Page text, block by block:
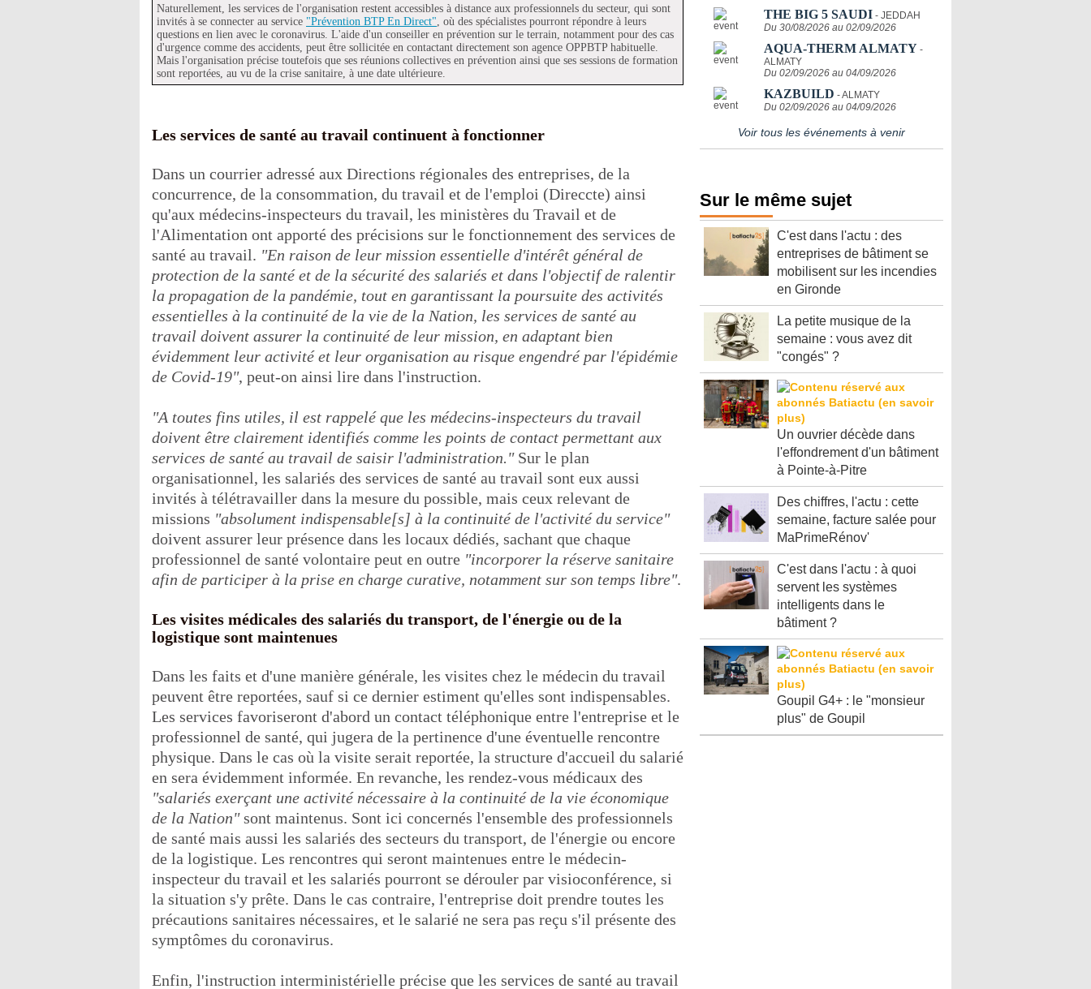
Naturellement, les services de l'organisation restent accessibles à distance aux professionnels du secteur, qui sont
invités à se connecter au service "Prévention BTP En Direct", où des spécialistes pourront répondre à leurs
questions en lien avec le coronavirus. L'aide d'un conseiller en prévention sur le terrain, notamment pour des cas
d'urgence comme des accidents, peut être sollicitée en contactant directement son agence OPPBTP habituelle.
Mais l'organisation précise toutefois que ses réunions collectives en prévention ainsi que ses sessions de formation
sont reportées, au vu de la crise sanitaire, à une date ultérieure.
Les services de santé au travail continuent à fonctionner
Dans un courrier adressé aux Directions régionales des entreprises, de la
concurrence, de la consommation, du travail et de l'emploi (Direccte) ainsi
qu'aux médecins-inspecteurs du travail, les ministères du Travail et de
l'Alimentation ont apporté des précisions sur le fonctionnement des services de
santé au travail. "En raison de leur mission essentielle d'intérêt général de
protection de la santé et de la sécurité des salariés et dans l'objectif de ralentir
la propagation de la pandémie, tout en garantissant la poursuite des activités
essentielles à la continuité de la vie de la Nation, les services de santé au
travail doivent assurer la continuité de leur mission, en adaptant bien
évidemment leur activité et leur organisation au risque engendré par l'épidémie
de Covid-19", peut-on ainsi lire dans l'instruction.
"A toutes fins utiles, il est rappelé que les médecins-inspecteurs du travail
doivent être clairement identifiés comme les points de contact permettant aux
services de santé au travail de saisir l'administration."Sur le plan
organisationnel, les salariés des services de santé au travail sont eux aussi
invités à télétravailler dans la mesure du possible, mais ceux relevant de
missions "absolument indispensable[s] à la continuité de l'activité du service"
doivent assurer leur présence dans les locaux dédiés, sachant que chaque
professionnel de santé volontaire peut en outre "incorporer la réserve sanitaire
afin de participer à la prise en charge curative, notamment sur son temps libre".
Les visites médicales des salariés du transport, de l'énergie ou de la
logistique sont maintenues
Dans les faits et d'une manière générale, les visites chez le médecin du travail
peuvent être reportées, sauf si ce dernier estiment qu'elles sont indispensables.
Les services favoriseront d'abord un contact téléphonique entre l'entreprise et le
professionnel de santé, qui jugera de la pertinence d'une éventuelle rencontre
physique. Dans le cas où la visite serait reportée, la structure d'accueil du salarié
en sera évidemment informée. En revanche, les rendez-vous médicaux des
"salariés exerçant une activité nécessaire à la continuité de la vie économique
de la Nation"sont maintenus. Sont ici concernés l'ensemble des professionnels
de santé mais aussi les salariés des secteurs du transport, de l'énergie ou encore
de la logistique. Les rencontres qui seront maintenues entre le médecin-
inspecteur du travail et les salariés pourront se dérouler par visioconférence, si
la situation s'y prête. Dans le cas contraire, l'entreprise doit prendre toutes les
précautions sanitaires nécessaires, et le salarié ne sera pas reçu s'il présente des
symptômes du coronavirus.
Enfin, l'instruction interministérielle précise que les services de santé au travail
THE BIG 5 SAUDI - JEDDAH
Du 30/08/2026 au 02/09/2026
AQUA-THERM ALMATY -
ALMATY
Du 02/09/2026 au 04/09/2026
KAZBUILD - ALMATY
Du 02/09/2026 au 04/09/2026
Voir tous les événements à venir
Sur le même sujet
C'est dans l'actu : des
entreprises de bâtiment se
mobilisent sur les incendies
en Gironde
La petite musique de la
semaine : vous avez dit
"congés" ?
Un ouvrier décède dans
l'effondrement d'un bâtiment
à Pointe-à-Pitre
Des chiffres, l'actu : cette
semaine, facture salée pour
MaPrimeRénov'
C'est dans l'actu : à quoi
servent les systèmes
intelligents dans le
bâtiment ?
Goupil G4+ : le "monsieur
plus" de Goupil